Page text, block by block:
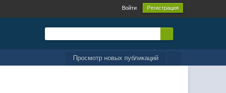
Войти Регистрация
Просмотр новых публикаций